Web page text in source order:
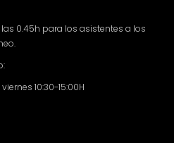
0.45h para los asistentes a los
10:30-15:00H